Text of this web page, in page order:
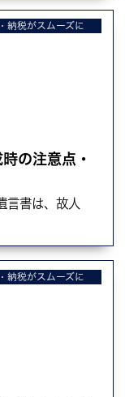
納税がスムーズに
の注意点・
言書は、故人
納税がスムーズに